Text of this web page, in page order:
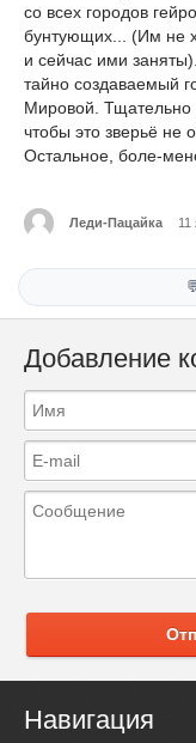
со всех городов
бунтующих... (Им не
и сейчас ими
тайно создаваемый
Мировой. Тщательно
чтобы это зверьё не
Остальное, боле-
Леди-Пацайка 11
Добавление
Навигация